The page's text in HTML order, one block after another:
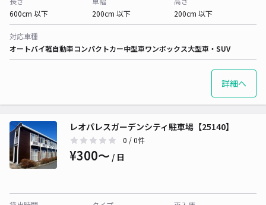
600cm 以下
200cm 以下
200cm 以下
対応車種
オートバイ軽自動車コンパクトカー中型車ワンボックス大型車・SUV
詳細へ
レオパレスガーデンシティ駐車場【25140】
0 / 0件
¥300〜 / 日